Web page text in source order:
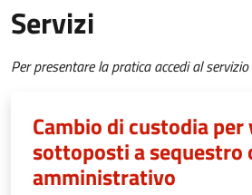
Servizi
Per presentare la pratica accedi al
Cambio di custodia per
sottoposti a sequestro
amministrativo